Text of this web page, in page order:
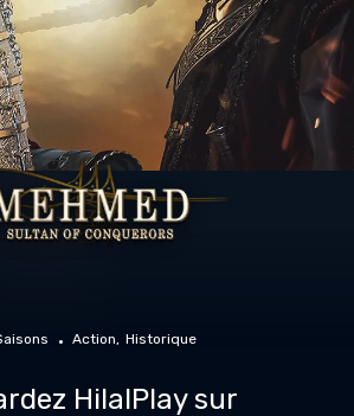
Action Historique
HilalPlay sur